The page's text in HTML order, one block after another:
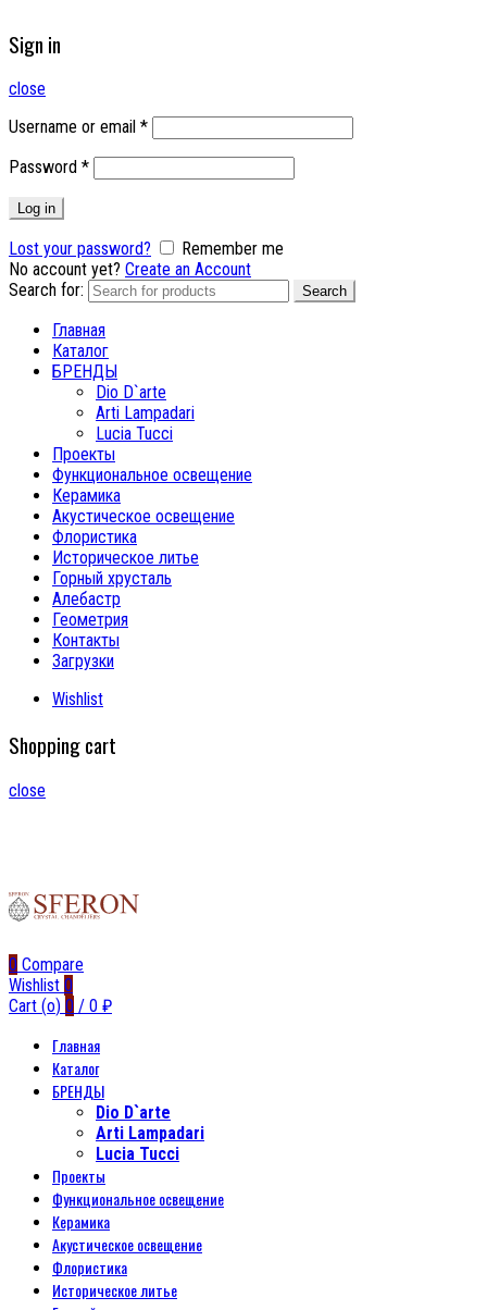
Sign in
close
Username or email *
Password *
Log in
Lost your password?
Remember me
No account yet? Create an Account
Search for:
Search
Главная
Каталог
БРЕНДЫ
Dio D`arte
Arti Lampadari
Lucia Tucci
Проекты
Функциональное освещение
Керамика
Акустическое освещение
Флористика
Историческое литье
Горный хрусталь
Алебастр
Геометрия
Контакты
Загрузки
Wishlist
Shopping cart
close
0 Compare
Wishlist 0
Cart (o) 0 / 0 ₽
Главная
Каталог
БРЕНДЫ
Dio D`arte
Arti Lampadari
Lucia Tucci
Проекты
Функциональное освещение
Керамика
Акустическое освещение
Флористика
Историческое литье